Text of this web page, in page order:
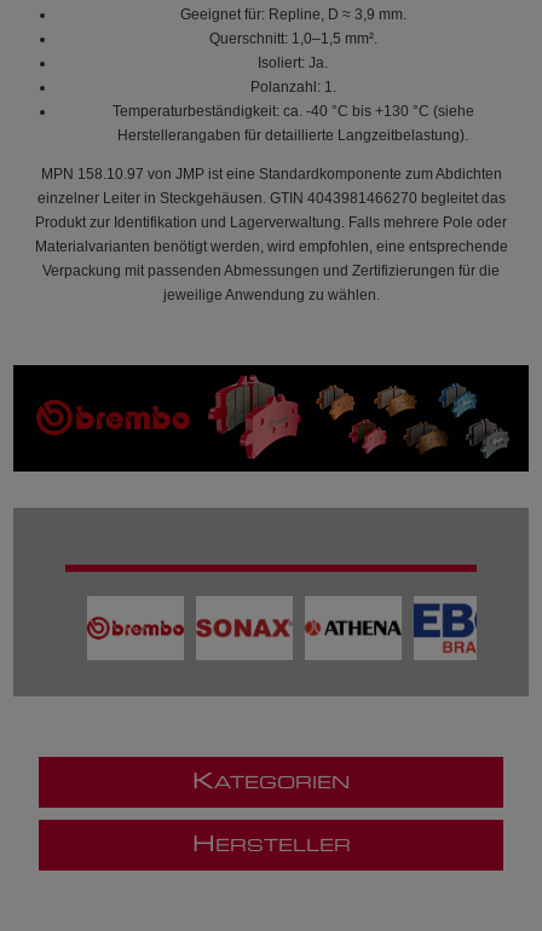
Geeignet für: Repline, D ≈ 3,9 mm.
Querschnitt: 1,0–1,5 mm².
Isoliert: Ja.
Polanzahl: 1.
Temperaturbeständigkeit: ca. -40 °C bis +130 °C (siehe
Herstellerangaben für detaillierte Langzeitbelastung).
MPN 158.10.97 von JMP ist eine Standardkomponente zum Abdichten
einzelner Leiter in Steckgehäusen. GTIN 4043981466270 begleitet das
Produkt zur Identifikation und Lagerverwaltung. Falls mehrere Pole oder
Materialvarianten benötigt werden, wird empfohlen, eine entsprechende
Verpackung mit passenden Abmessungen und Zertifizierungen für die
jeweilige Anwendung zu wählen.
KATEGORIEN
H ERSTELLER